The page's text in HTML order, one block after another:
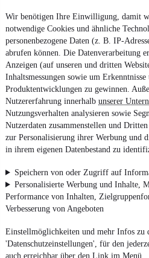
Wir benötigen Ihre Einwilligung, damit
notwendige Cookies und ähnliche
personenbezogene Daten (z. B. IP-
abrufen können. Die Datenverarbeitung
Anzeigen (auf unseren und dritten
Inhaltsmessungen sowie um
Produktentwicklungen zu gewinnen.
Nutzererfahrung innerhalb unserer
Nutzungsverhalten analysieren sowie
Nutzerdaten zusammenstellen und
zur Personalisierung ihrer Werbung und
in ihrem eigenen Datenbestand zu
Speichern von oder Zugriff auf
Personalisierte Werbung und Inhalte,
Performance von Inhalten,
Verbesserung von Angeboten
Einstellmöglichkeiten und mehr Infos zu
'Datenschutzeinstellungen', für den
auch erreichbar über den Link im Menü.
Datenschutz
Datenschutzeinstellungen
Erklärung zur Barrierefreiheit
Report Security Vulnerability
Powered by
Noch mehrneue Autos